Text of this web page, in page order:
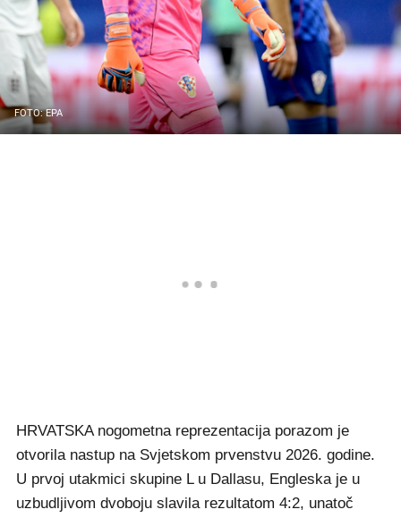
FOTO: EPA
HRVATSKA nogometna reprezentacija porazom je
otvorila nastup na Svjetskom prvenstvu 2026. godine.
U prvoj utakmici skupine L u Dallasu, Engleska je u
uzbudljivom dvoboju slavila rezultatom 4:2, unatoč